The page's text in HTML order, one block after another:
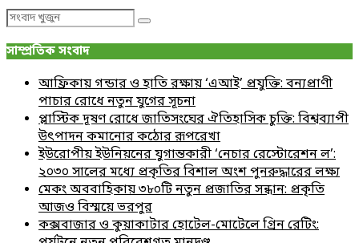
Search
Search
সাম্প্রতিক সংবাদ
আফ্রিকায় গন্ডার ও হাতি রক্ষায় ‘এআই’ প্রযুক্তি: বন্যপ্রাণী
পাচার রোধে নতুন যুগের সূচনা
প্লাস্টিক দূষণ রোধে জাতিসংঘের ঐতিহাসিক চুক্তি: বিশ্বব্যাপী
উৎপাদন কমানোর কঠোর রূপরেখা
ইউরোপীয় ইউনিয়নের যুগান্তকারী ‘নেচার রেস্টোরেশন ল’:
২০৩০ সালের মধ্যে প্রকৃতির বিশাল অংশ পুনরুদ্ধারের লক্ষ্য
মেকং অববাহিকায় ৩৮০টি নতুন প্রজাতির সন্ধান: প্রকৃতি
আজও বিস্ময়ে ভরপুর
কক্সবাজার ও কুয়াকাটার হোটেল-মোটেলে গ্রিন রেটিং: